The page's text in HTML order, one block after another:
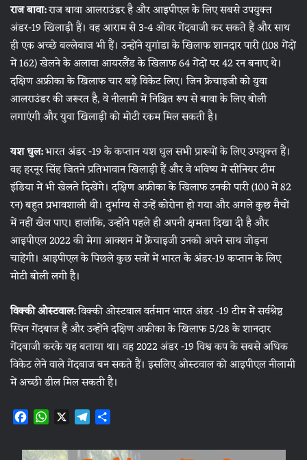
राज बावा:राज बावा आलराउंडर है और आइपीएल के लिए सबसे उपयुक्त
अंडर-19 खिलाड़ी हैं। वह आराम से 3-4 ओवर गेंदबाजी कर सकते हैं और साथ
ही एक अच्छे बल्लेबाज भी हैं। उन्होंने युगांडा के खिलाफ शानदार पारी (108 गेंदों
में 162) खेलने के अलावा आयरलैंड के खिलाफ 64 गेंदों पर 42 रन बनाए थे।
दक्षिण अफ्रीका के खिलाफ चार बड़े विकेट लिए। जिन फ्रेंचाइजी को युवा
आलराउंडर की जरूरत है, वे नीलामी में निश्चित रूप से बावा के लिए बोली
लगाएंगी और युवा खिलाड़ी को मोटी रकम मिल सकती है।
यश धुल:भारत अंडर -19 के कप्तान यश धुल सभी प्रारूपों के लिए उपयुक्त हैं।
वह हरनूर सिंह जितने प्रतिभावान खिलाड़ी हैं और वे भविष्य में सीनियर टीम
इंडिया में भी खेलते दिखेंगे। दक्षिण अफ्रीका के खिलाफ उनकी पारी (100 में 82
रन) बहुत प्रभावशाली थी। दुर्भाग्य से उन्हें कोरोना हो गया और अगले कुछ मैचों
में नहीं खेल पाए। हालांकि, उन्होंने पहले ही अपनी क्षमता दिखा दी है और
आइपीएल 2022 की मेगा आक्शन में फ्रेंचाइजी उनको अपने साथ जोड़ना
चाहेंगी। आइपीएल के पिछले कुछ सत्रों में भारत के अंडर-19 कप्तान के लिए
मोटी बोली लगी है।
विक्की ओस्टवाल:विक्की ओस्टवाल वर्तमान भारत अंडर -19 टीम में सर्वश्रेष्ठ
स्पिन गेंदबाज हैं और उन्होंने दक्षिण अफ्रीका के खिलाफ 5/28 के शानदार
गेंदबाजी करके यह बताया था। वह 2022 अंडर -19 विश्व कप के सबसे अधिक
विकेट लेने वाले गेंदबाज बन सकते हैं। इसलिए ओस्टवाल को आइपीएल नीलामी
में अच्छी डील मिल सकती है।
F
c
W
a
X T
l a